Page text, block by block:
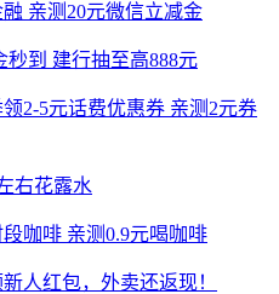
亲测20元微信立减金
秒到 建行抽至高888元
2-5元话费优惠券 亲测2元券
右花露水
咖啡 亲测0.9元喝咖啡
人红包，外卖还返现！